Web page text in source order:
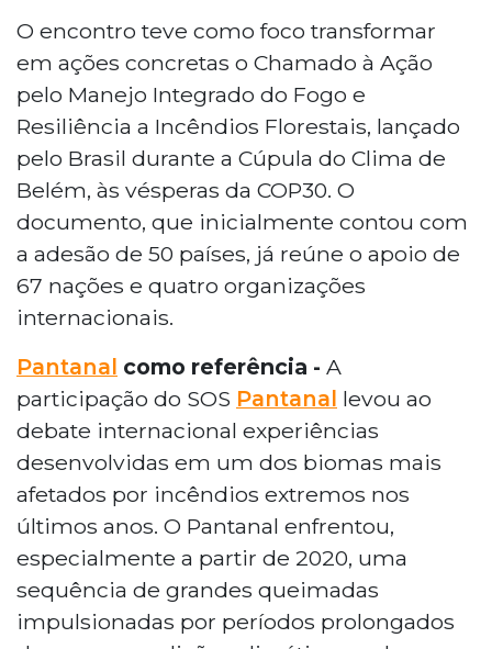
O encontro teve como foco transformar
em ações concretas o Chamado à Ação
pelo Manejo Integrado do Fogo e
Resiliência a Incêndios Florestais, lançado
pelo Brasil durante a Cúpula do Clima de
Belém, às vésperas da COP30. O
documento, que inicialmente contou com
a adesão de 50 países, já reúne o apoio de
67 nações e quatro organizações
internacionais.
Pantanal como referência - A
participação do SOS Pantanal levou ao
debate internacional experiências
desenvolvidas em um dos biomas mais
afetados por incêndios extremos nos
últimos anos. O Pantanal enfrentou,
especialmente a partir de 2020, uma
sequência de grandes queimadas
impulsionadas por períodos prolongados